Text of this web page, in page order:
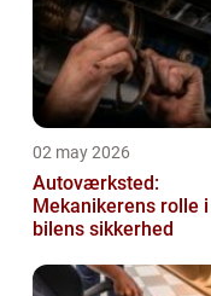
02 may 2026
Autoværksted:
Mekanikerens rolle i
bilens sikkerhed